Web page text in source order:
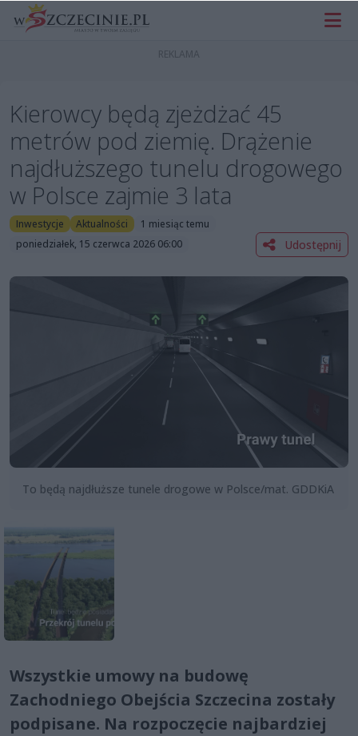
Kierowcy będą zjeżdżać 45
metrów pod ziemię. Drążenie
najdłuższego tunelu drogowego
w Polsce zajmie 3 lata
Inwestycje Aktualności
1 miesiąc temu
poniedziałek, 15 czerwca 2026 06:00
Udostępnij
To będą najdłuższe tunele drogowe w Polsce/mat. GDDKiA
Wszystkie umowy na budowę
Zachodniego Obejścia Szczecina zostały
podpisane. Na rozpoczęcie najbardziej